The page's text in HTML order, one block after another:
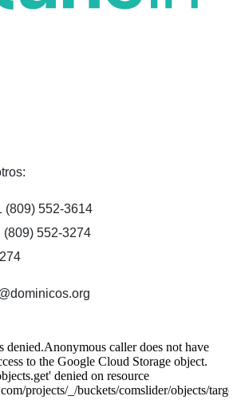
(809) 552-3614
(809) 552-3274